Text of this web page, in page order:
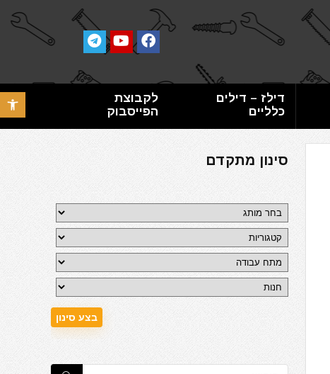
פתח
דילז – דילים
כלליים
לקבוצת
הפייסבוק
סינון מתקדם